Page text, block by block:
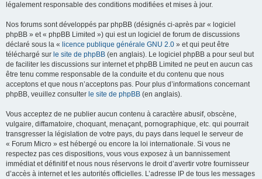
légalement responsable des conditions modifiées et mises à jour.
Nos forums sont développés par phpBB (désignés ci-après par « logiciel
phpBB » et « phpBB Limited ») qui est un logiciel de forum de discussions
déclaré sous la « licence publique générale GNU 2.0 » et qui peut être
téléchargé sur le site de phpBB (en anglais). Le logiciel phpBB a pour seul but
de faciliter les discussions sur internet et phpBB Limited ne peut en aucun cas
être tenu comme responsable de la conduite et du contenu que nous
acceptons et que nous n’acceptons pas. Pour plus d’informations concernant
phpBB, veuillez consulter le site de phpBB (en anglais).
Vous acceptez de ne publier aucun contenu à caractère abusif, obscène,
vulgaire, diffamatoire, choquant, menaçant, pornographique, etc. qui pourrait
transgresser la législation de votre pays, du pays dans lequel le serveur de
« Forum Micro » est hébergé ou encore la loi internationale. Si vous ne
respectez pas ces dispositions, vous vous exposez à un bannissement
immédiat et définitif et nous nous réservons le droit d’avertir votre fournisseur
d’accès à internet et les autorités officielles. L’adresse IP de tous les messages